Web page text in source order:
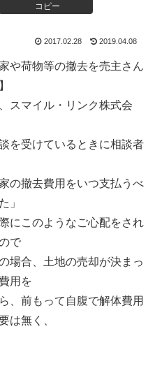
コピー
2017.02.28 2019.04.08
や荷物等の撤去を売主さん
スマイル・リンク株式会
を受けているときに相談者
の撤去費用をいつ支払うべ
」
にこのようなご心配をされ
で
場合、土地の売却が決まっ
用を
、前もって自腹で解体費用
は無く、